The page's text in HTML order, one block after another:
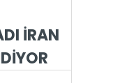
İRAN